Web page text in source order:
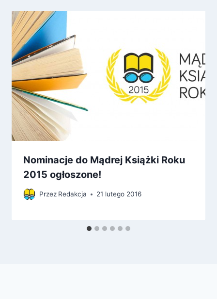
Nominacje do Mądrej Książki Roku
2015 ogłoszone!
Przez Redakcja 21 lutego 2016